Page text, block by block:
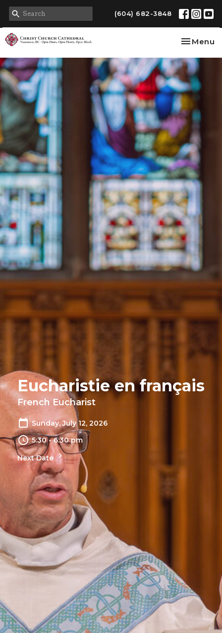
(604) 682-3848
Toggle
Menu
Eucharistie en français
French Eucharist
Sunday, July 12, 2026
5:30 - 6:30 pm
Next Date